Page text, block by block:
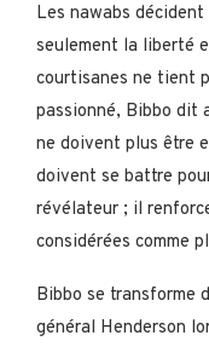
Les nawabs
seulement la liberté
courtisanes ne tient
passionné, Bibbo dit
ne doivent plus être
doivent se battre
révélateur ; il
considérées comme
Bibbo se transforme
général Henderson